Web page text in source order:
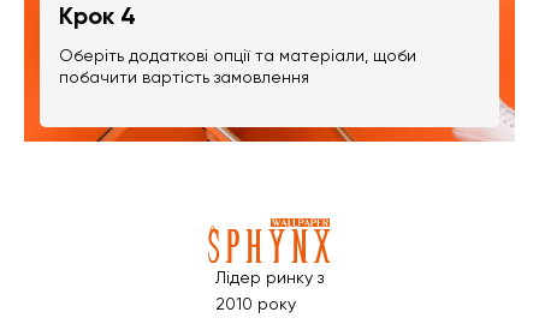
Крок 4
Оберіть додаткові опції та матеріали, щоби
побачити вартість замовлення
Лідер ринку з
2010 року